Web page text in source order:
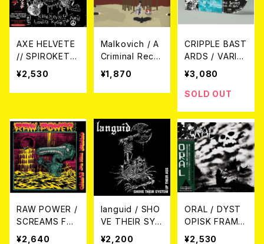
AXE HELVETE
// SPIROKETE
/ SPLIT (CD)
¥2,530
Malkovich / A
Criminal Recor
d CD
¥1,870
CRIPPLE BAST
ARDS / VARIA
NTE ALLA MO
RTE (2025 REI
SSUE CD)
¥3,080
SOLD OUT
RAW POWER /
SCREAMS FR
OM THE GUT
¥2,640
languid / SHO
VE THEIR SYS
TEM UP THEIR
¥2,200
ORAL / DYST
OPISK FRAMTI
D (CD)
¥2,530